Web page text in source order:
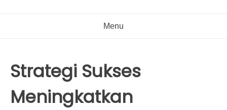
Menu
Strategi Sukses
Meningkatkan